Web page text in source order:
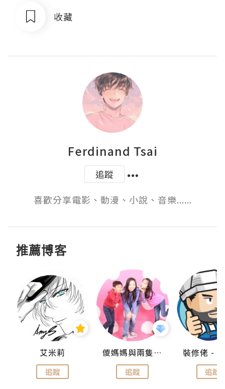
收藏
Ferdinand Tsai
追蹤
喜歡分享電影、動漫、小說、音樂......
推薦博客
艾米莉
追蹤
儍媽媽與兩隻小魔怪之家
追蹤 追蹤